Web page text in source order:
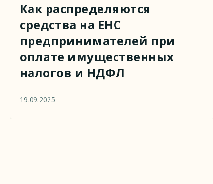
Как распределяются
средства на ЕНС
предпринимателей при
оплате имущественных
налогов и НДФЛ
19.09.2025